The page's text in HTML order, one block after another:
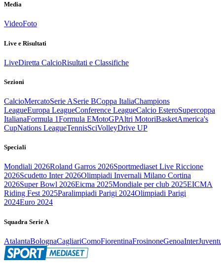
Media
VideoFoto
Live e Risultati
LiveDiretta CalcioRisultati e Classifiche
Sezioni
CalcioMercatoSerie ASerie BCoppa ItaliaChampions
LeagueEuropa LeagueConference LeagueCalcio EsteroSupercoppa
ItalianaFormula 1Formula EMotoGPAltri MotoriBasketAmerica's
CupNations LeagueTennisSciVolleyDrive UP
Speciali
Mondiali 2026Roland Garros 2026Sportmediaset Live Riccione
2026Scudetto Inter 2026Olimpiadi Invernali Milano Cortina
2026Super Bowl 2026Eicma 2025Mondiale per club 2025EICMA
Riding Fest 2025Paralimpiadi Parigi 2024Olimpiadi Parigi
2024Euro 2024
Squadra Serie A
AtalantaBolognaCagliariComoFiorentinaFrosinoneGenoaInter